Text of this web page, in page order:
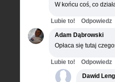
W końcu coś, co
Lubie to! Odpowiedz
Adam Dąbrowski
Opłaca się tutaj
Lubie to! Odpowiedz
Dawid